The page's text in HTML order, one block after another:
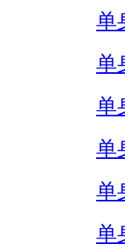
单
单
单
单
单
单